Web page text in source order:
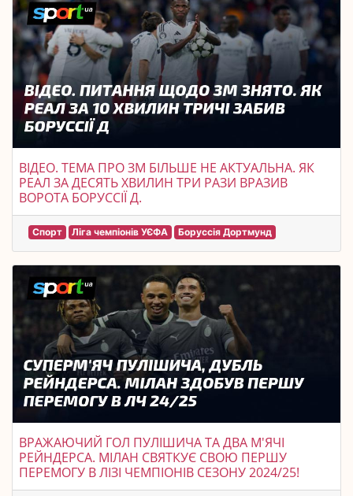
ВІДЕО. ТЕМА ПРО ЗМ БІЛЬШЕ НЕ АКТУАЛЬНА. ЯК
РЕАЛ ЗА ДЕСЯТЬ ХВИЛИН ТРИ РАЗИ ВРАЗИВ
ВОРОТА БОРУССІЇ Д.
Спорт Ліга чемпіонів УЄФА Боруссія Дортмунд
ВРАЖАЮЧИЙ ГОЛ ПУЛІШИЧА ТА ДВА М'ЯЧІ
РЕЙНДЕРСА. МІЛАН СВЯТКУЄ СВОЮ ПЕРШУ
ПЕРЕМОГУ В ЛІЗІ ЧЕМПІОНІВ СЕЗОНУ 2024/25!